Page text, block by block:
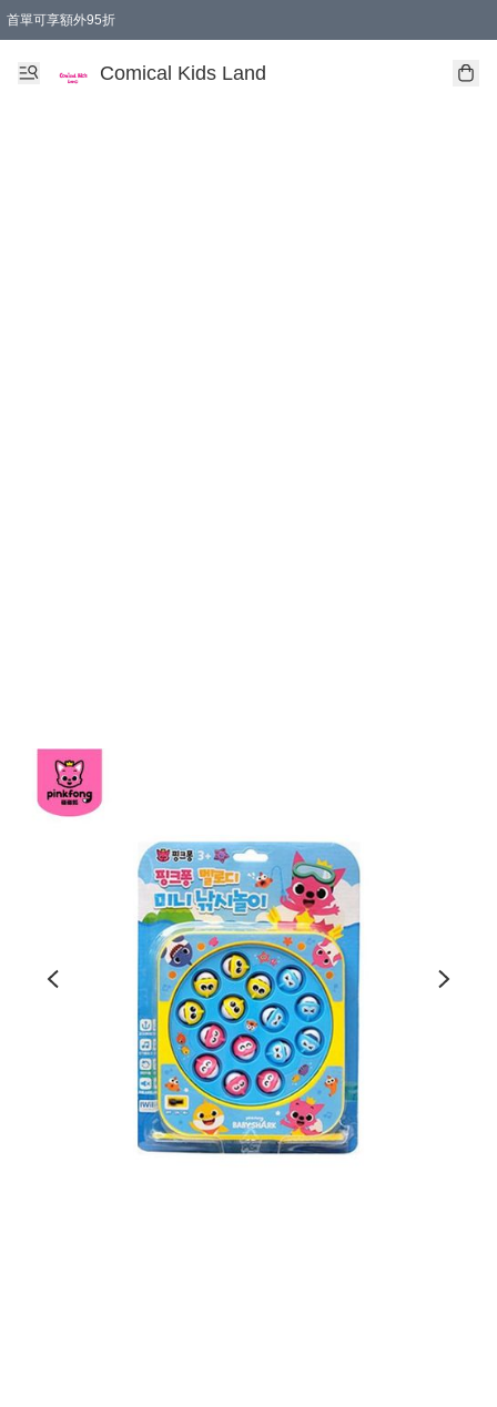
首單可享額外95折
Comical Kids Land